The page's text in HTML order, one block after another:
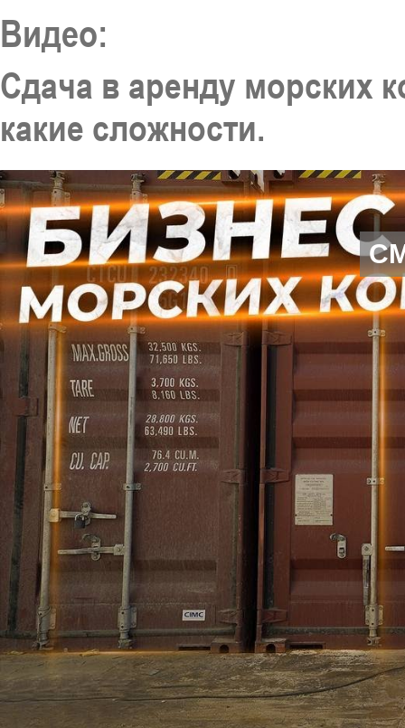
Видео:
Сдача в аренду морских
какие сложности.